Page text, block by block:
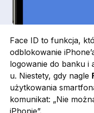
Face ID to funkcja,
odblokowanie
logowanie do banku i
u. Niestety, gdy nagle
użytkowania
komunikat: „Nie